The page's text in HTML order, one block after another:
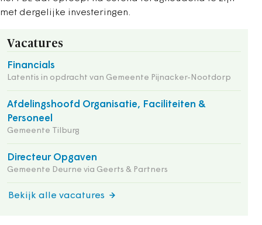
met dergelijke investeringen.
Vacatures
Financials
Latentis in opdracht van Gemeente Pijnacker-Nootdorp
Afdelingshoofd Organisatie, Faciliteiten &
Personeel
Gemeente Tilburg
Directeur Opgaven
Gemeente Deurne via Geerts & Partners
Bekijk alle vacatures